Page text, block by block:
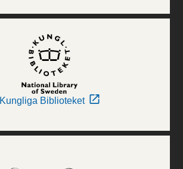
Kungliga Biblioteket